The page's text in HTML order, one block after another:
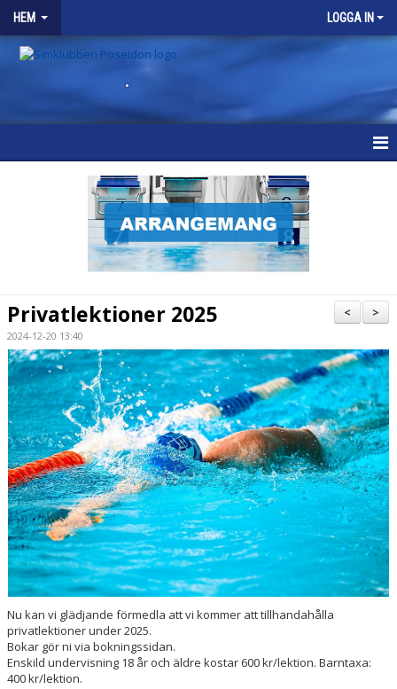
HEM LOGGA IN
.
>
<
Privatlektioner 2025
2024-12-20 13:40
Nu kan vi glädjande förmedla att vi kommer att tillhandahålla
privatlektioner under 2025.
Bokar gör ni via bokningssidan.
Enskild undervisning 18 år och äldre kostar 600 kr/lektion. Barntaxa:
400 kr/lektion.